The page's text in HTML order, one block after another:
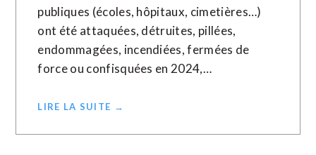
publiques (écoles, hôpitaux, cimetières…)
ont été attaquées, détruites, pillées,
endommagées, incendiées, fermées de
force ou confisquées en 2024,…
LIRE LA SUITE →